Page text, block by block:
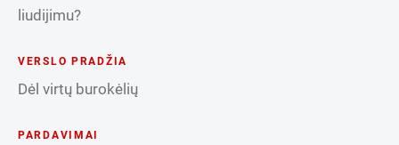
liudijimu?
VERSLO PRADŽIA
Dėl virtų burokėlių
PARDAVIMAI